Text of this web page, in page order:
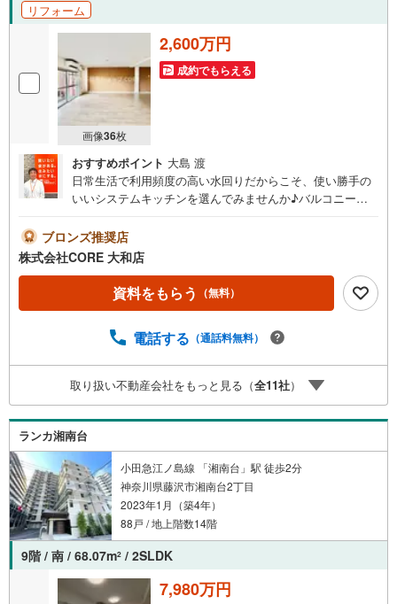
リフォーム
画像36枚
2,600万円
成約でもらえる
おすすめポイント 大島 渡
日常生活で利用頻度の高い水回りだからこそ、使い勝手の
いいシステムキッチンを選んでみませんか♪バルコニーの
い後回しになる掃除♪フローリングなら楽々です（*＾＿＾
*）＝＝＝＝＝＝＝＝＝＝＝＝＝＝＝＝＝＝＝＝＝＝＝＝＝
＝＝＝＝＝●フェアー期間中に物件のお問い合わせをして頂
いたお客様にギフトカード1000円分プレゼント♪●ご案内に
参加して頂いたお客様にはギフトカード4000円分プレゼン
♪（お名前・ご住所・お ・メールアドレス必須）※詳細は当
繋がりやすくなっております。ぜひお気軽にご連絡下さ
い！現地を見学される場合は「室内・現地を見学する（無
料）」ボタンよりご希望の日時をご記入いただけますとス
ムーズにご案内が可能です。＝＝＝＝＝＝＝＝＝＝＝＝＝
＝＝＝＝＝＝＝＝＝＝＝＝＝＝＝＝＝
ブロンズ推奨店
株式会社CORE 大和店
資料をもらう （無料）
電話する （通話料無料）
取り扱い不動産会社をもっと見る（全11社）
ランカ湘南台
小田急江ノ島線 「湘南台」駅 徒歩2分
神奈川県藤沢市湘南台2丁目
2023年1月（築4年）
88戸 / 地上階数14階
9階 / 南 / 68.07m2 / 2SLDK
7,980万円